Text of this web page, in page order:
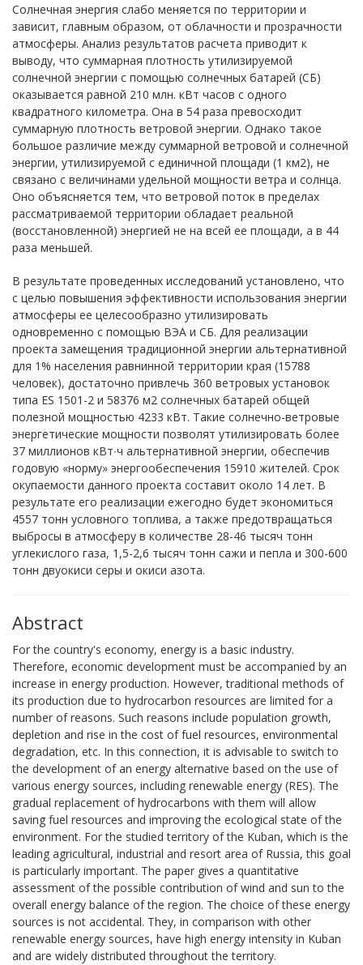
Солнечная энергия слабо меняется по территории и
зависит, главным образом, от облачности и прозрачности
атмосферы. Анализ результатов расчета приводит к
выводу, что суммарная плотность утилизируемой
солнечной энергии с помощью солнечных батарей (СБ)
оказывается равной 210 млн. кВт часов с одного
квадратного километра. Она в 54 раза превосходит
суммарную плотность ветровой энергии. Однако такое
большое различие между суммарной ветровой и солнечной
энергии, утилизируемой с единичной площади (1 км2), не
связано с величинами удельной мощности ветра и солнца.
Оно объясняется тем, что ветровой поток в пределах
рассматриваемой территории обладает реальной
(восстановленной) энергией не на всей ее площади, а в 44
раза меньшей.
В результате проведенных исследований установлено, что
с целью повышения эффективности использования энергии
атмосферы ее целесообразно утилизировать
одновременно с помощью ВЭА и СБ. Для реализации
проекта замещения традиционной энергии альтернативной
для 1% населения равнинной территории края (15788
человек), достаточно привлечь 360 ветровых установок
типа ES 1501-2 и 58376 м2 солнечных батарей общей
полезной мощностью 4233 кВт. Такие солнечно-ветровые
энергетические мощности позволят утилизировать более
37 миллионов кВт∙ч альтернативной энергии, обеспечив
годовую «норму» энергообеспечения 15910 жителей. Срок
окупаемости данного проекта составит около 14 лет. В
результате его реализации ежегодно будет экономиться
4557 тонн условного топлива, а также предотвращаться
выбросы в атмосферу в количестве 28-46 тысяч тонн
углекислого газа, 1,5-2,6 тысяч тонн сажи и пепла и 300-600
тонн двуокиси серы и окиси азота.
Abstract
For the country's economy, energy is a basic industry.
Therefore, economic development must be accompanied by an
increase in energy production. However, traditional methods of
its production due to hydrocarbon resources are limited for a
number of reasons. Such reasons include population growth,
depletion and rise in the cost of fuel resources, environmental
degradation, etc. In this connection, it is advisable to switch to
the development of an energy alternative based on the use of
various energy sources, including renewable energy (RES). The
gradual replacement of hydrocarbons with them will allow
saving fuel resources and improving the ecological state of the
environment. For the studied territory of the Kuban, which is the
leading agricultural, industrial and resort area of Russia, this goal
is particularly important. The paper gives a quantitative
assessment of the possible contribution of wind and sun to the
overall energy balance of the region. The choice of these energy
sources is not accidental. They, in comparison with other
renewable energy sources, have high energy intensity in Kuban
and are widely distributed throughout the territory.